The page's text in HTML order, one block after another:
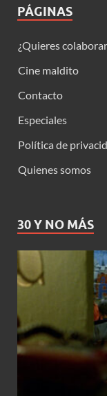
PÁGINAS
¿Quieres
Cine maldito
Contacto
Especiales
Política de
Quienes somos
30 Y NO MÁS